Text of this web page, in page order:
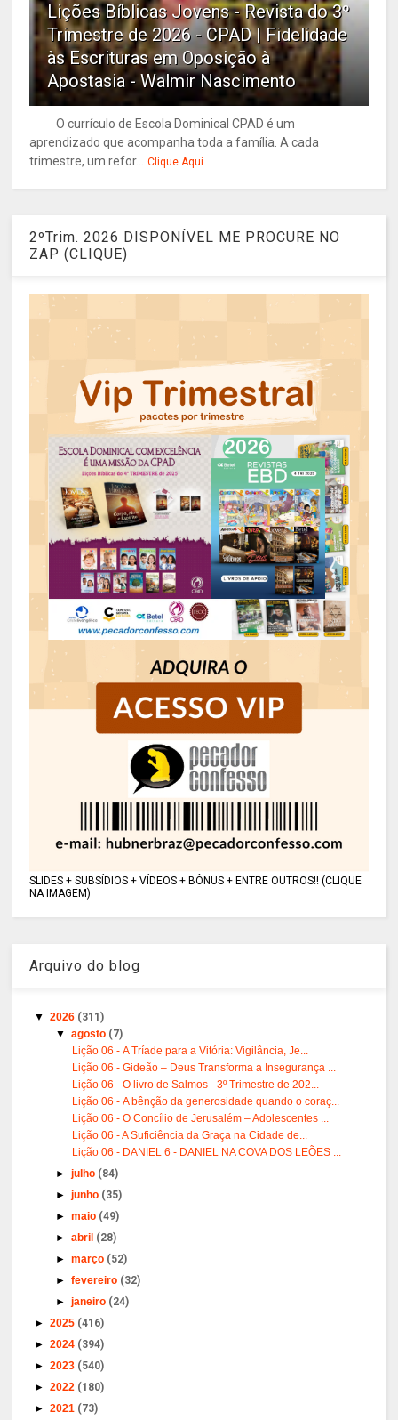
Lições Bíblicas Jovens - Revista do 3º
Trimestre de 2026 - CPAD | Fidelidade
às Escrituras em Oposição à
Apostasia - Walmir Nascimento
O currículo de Escola Dominical CPAD é um
aprendizado que acompanha toda a família. A cada
trimestre, um refor... Clique Aqui
2ºTrim. 2026 DISPONÍVEL ME PROCURE NO
ZAP (CLIQUE)
SLIDES + SUBSÍDIOS + VÍDEOS + BÔNUS + ENTRE OUTROS!! (CLIQUE
NA IMAGEM)
Arquivo do blog
▼2026 (311)
▼agosto (7)
Lição 06 - A Tríade para a Vitória: Vigilância, Je...
Lição 06 - Gideão – Deus Transforma a Insegurança ...
Lição 06 - O livro de Salmos - 3º Trimestre de 202...
Lição 06 - A bênção da generosidade quando o coraç...
Lição 06 - O Concílio de Jerusalém – Adolescentes ...
Lição 06 - A Suficiência da Graça na Cidade de...
Lição 06 - DANIEL 6 - DANIEL NA COVA DOS LEÕES ...
►julho (84)
►junho (35)
►maio (49)
►abril (28)
►março (52)
►fevereiro (32)
►janeiro (24)
►2025 (416)
►2024 (394)
►2023 (540)
►2022 (180)
►2021 (73)